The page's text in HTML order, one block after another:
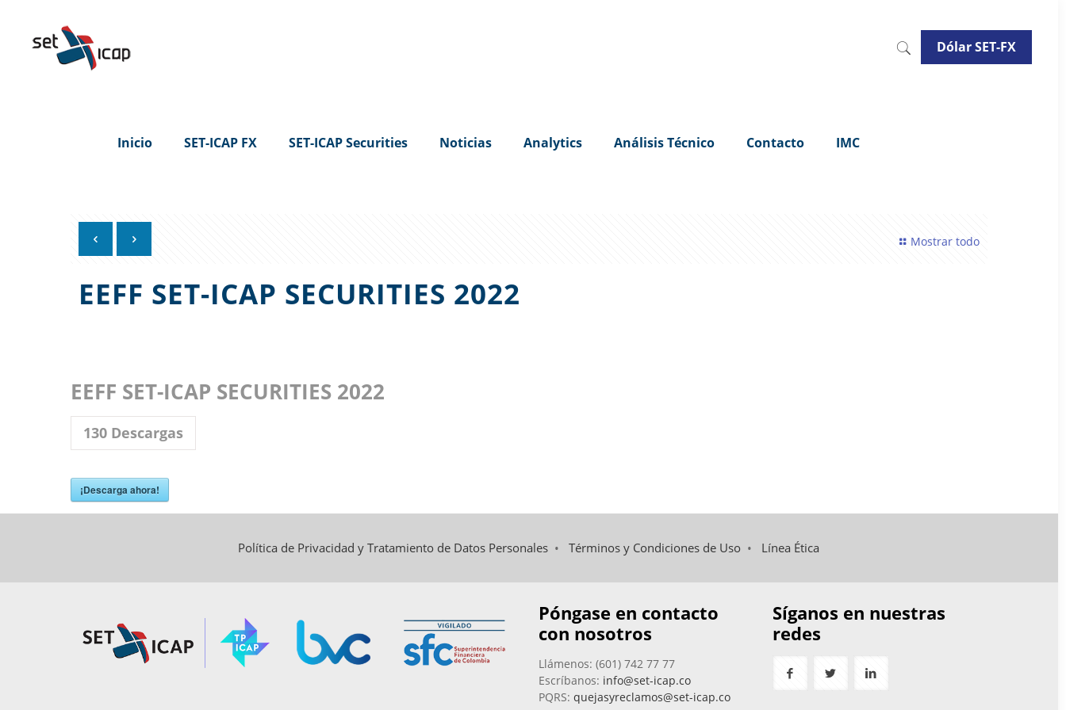
Inicio SET-ICAP FX SET-ICAP Securities Noticias Analytics Análisis Técnico Contacto IMC
Dólar SET-FX
Mostrar todo
EEFF SET-ICAP SECURITIES 2022
EEFF SET-ICAP SECURITIES 2022
130Descargas
¡Descarga ahora!
Política de Privacidad y Tratamiento de Datos Personales •Términos y Condiciones de Uso • Línea Ética
Póngase en contacto
con nosotros
Llámenos: (601) 742 77 77
Escríbanos: info@set-icap.co
PQRS: quejasyreclamos@set-icap.co
Síganos en nuestras
redes